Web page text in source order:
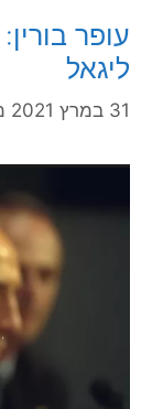
עופר
ליגאל
31 במרץ 2021